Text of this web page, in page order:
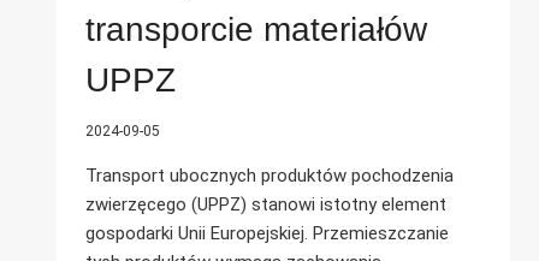
transporcie materiałów
UPPZ
2024-09-05
Transport ubocznych produktów pochodzenia
zwierzęcego (UPPZ) stanowi istotny element
gospodarki Unii Europejskiej. Przemieszczanie